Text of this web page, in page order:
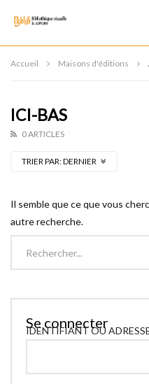
Accueil Maisons d'éditions
ICI-BAS
0 ARTICLES
TRIER PAR:DERNIER
Il semble que ce que vous
autre recherche.
Se connecter
IDENTIFIANT OU